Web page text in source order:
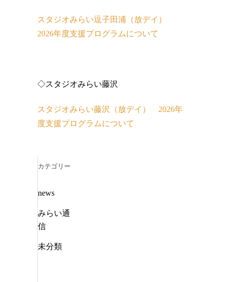
スタジオみらい逗子田浦（放デイ）
2026年度支援プログラムについて
◇スタジオみらい藤沢
スタジオみらい藤沢（放デイ） 2026年
度支援プログラムについて
カテゴリー
news
みらい通
信
未分類